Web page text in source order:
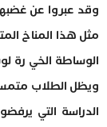
وقد عبروا عن
مثل هذا المناخ
الوساطة الخي رة
ويظل الطلاب
الدراسة التي